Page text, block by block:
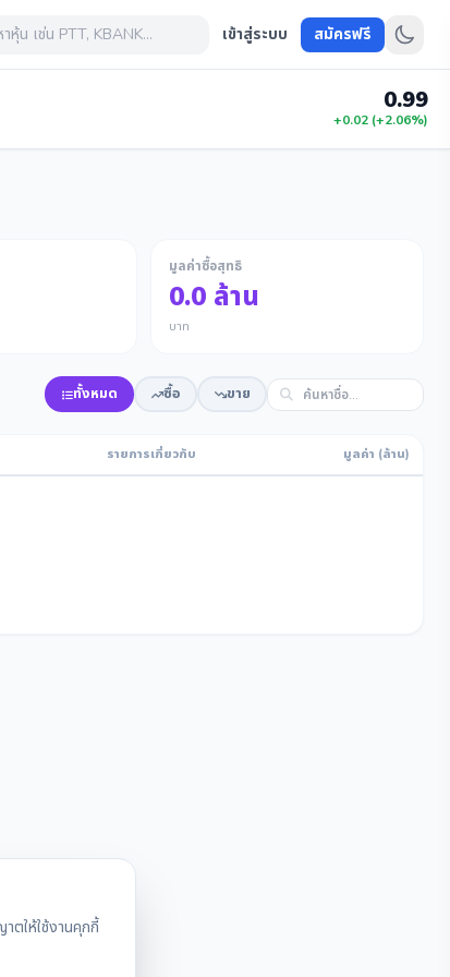
หุ้น เช่น PTT, KBANK... เข้าสู่ระบบ สมัครฟรี
0.99
+0.02 (+2.06%)
มูลค่าซื้อสุทธิ
0.0 ล้าน
บาท
ทั้งหมด ซื้อ ขาย
รายการเกี่ยวกับ มูลค่า (ล้าน)
ตให้ใช้งานคุกกี้